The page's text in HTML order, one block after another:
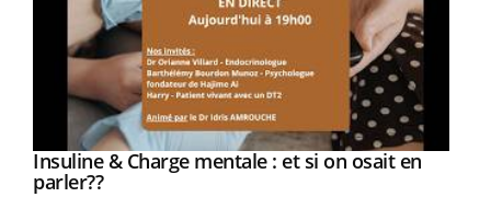
Youtube
Insuline & Charge mentale : et si on osait en
parler??Youtube